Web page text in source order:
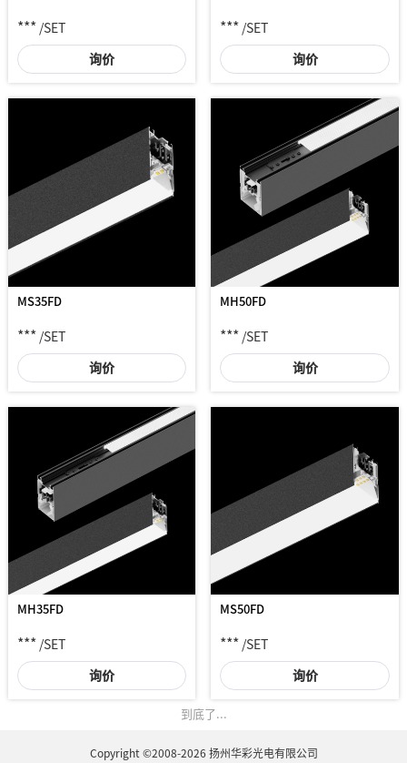
*** /SET
询价
*** /SET
询价
MS35FD
***/SET
询价
MH50FD
*** /SET
询价
MH35FD
*** /SET
询价
MS50FD
*** /SET
询价
到底了...
Copyright ©2008-2026 扬州华彩光电有限公司